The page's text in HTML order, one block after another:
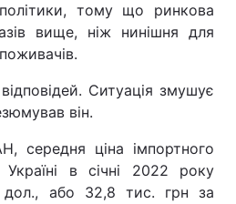
тому що ринкова
вище, ніж нинішня для
Ситуація змушує
він.
середня ціна імпортного
в січні 2022 року
дол., або 32,8 тис. грн за